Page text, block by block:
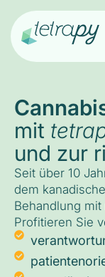
mit
und zur
Seit über 10
dem
Behandlung
Profitieren Sie